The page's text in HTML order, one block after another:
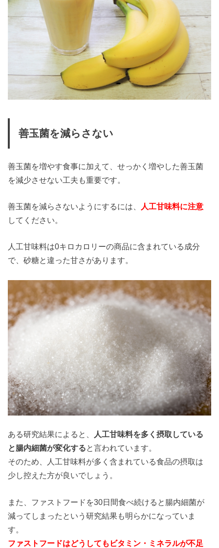
善玉菌を減らさない
善玉菌を増やす食事に加えて、せっかく増やした善玉菌
を減少させない工夫も重要です。
善玉菌を減らさないようにするには、
人工甘味料に注意
してください。
人工甘味料は0キロカロリーの商品に含まれている成分
で、砂糖と違った甘さがあります。
ある研究結果によると、
人工甘味料を多く摂取している
と腸内細菌が変化すると言われています。
そのため、人工甘味料が多く含まれている食品の摂取は
少し控えた方が良いでしょう。
また、ファストフードを30日間食べ続けると腸内細菌が
減ってしまったという研究結果も明らかになっていま
す。
ファストフードはどうしてもビタミン・ミネラルが不足